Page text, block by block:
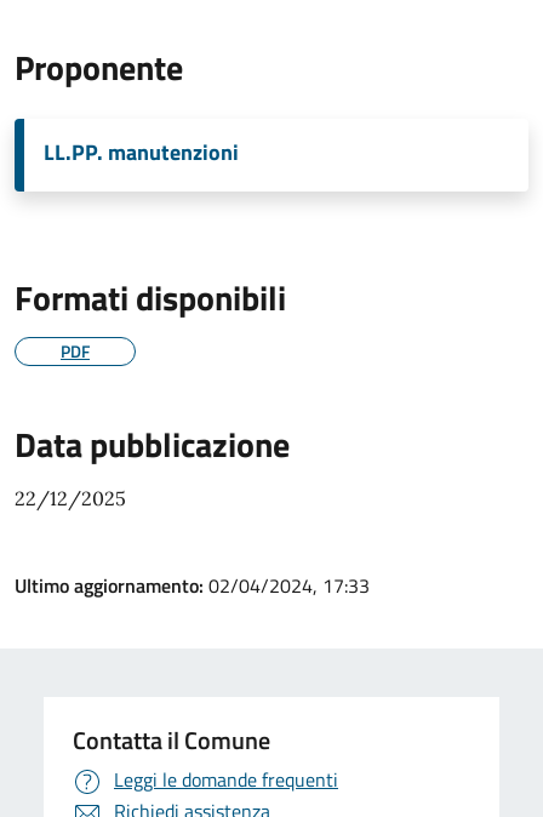
Proponente
LL.PP. manutenzioni
Formati disponibili
PDF
Data pubblicazione
22/12/2025
Ultimo aggiornamento: 02/04/2024, 17:33
Contatta il Comune
Leggi le domande frequenti
Richiedi assistenza